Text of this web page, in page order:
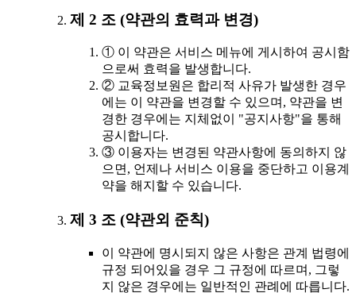
제 2 조 (약관의 효력과 변경)
① 이 약관은 서비스 메뉴에 게시하여 공시함
으로써 효력을 발생합니다.
② 교육정보원은 합리적 사유가 발생한 경우
에는 이 약관을 변경할 수 있으며, 약관을 변
경한 경우에는 지체없이 "공지사항"을 통해
공시합니다.
③ 이용자는 변경된 약관사항에 동의하지 않
으면, 언제나 서비스 이용을 중단하고 이용계
약을 해지할 수 있습니다.
제 3 조 (약관외 준칙)
이 약관에 명시되지 않은 사항은 관계 법령에
규정 되어있을 경우 그 규정에 따르며, 그렇
지 않은 경우에는 일반적인 관례에 따릅니다.